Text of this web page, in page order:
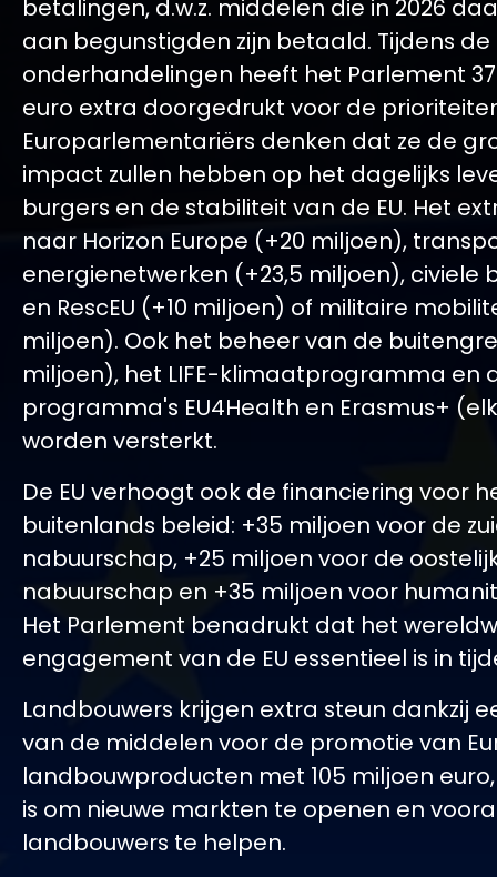
betalingen, d.w.z. middelen die in 2026
aan begunstigden zijn betaald. Tijdens de
onderhandelingen heeft het Parlement
euro extra doorgedrukt voor de
Europarlementariërs denken dat ze de
impact zullen hebben op het dagelijks
burgers en de stabiliteit van de EU. Het
naar Horizon Europe (+20 miljoen),
energienetwerken (+23,5 miljoen), civiele
en RescEU (+10 miljoen) of militaire
miljoen). Ook het beheer van de
miljoen), het LIFE-klimaatprogramma en
programma's EU4Health en Erasmus+
worden versterkt.
De EU verhoogt ook de financiering voor
buitenlands beleid: +35 miljoen voor de
nabuurschap, +25 miljoen voor de
nabuurschap en +35 miljoen voor
Het Parlement benadrukt dat het
engagement van de EU essentieel is in
Landbouwers krijgen extra steun dankzij
van de middelen voor de promotie van
landbouwproducten met 105 miljoen
is om nieuwe markten te openen en
landbouwers te helpen.